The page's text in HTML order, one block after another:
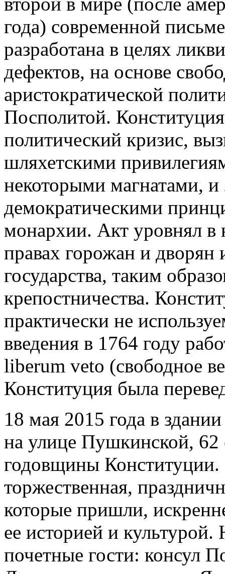
года) современной
разработана в целях
дефектов, на основе
аристократической
Посполитой.
политический кризис,
шляхетскими
некоторыми магнатами, и
демократическими
монархии. Акт уровнял в
правах горожан и дворян
государства, таким
крепостничества.
практически не
введения в 1764 году
liberum veto (свободное
Конституция была
18 мая 2015 года в
на улице Пушкинской, 62
годовщины Конституции.
торжественная,
которые пришли,
ее историей и
почетные гости: консул